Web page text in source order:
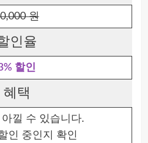
원
인율
할인
혜택
아낄 수 있습니다.
인 중인지 확인